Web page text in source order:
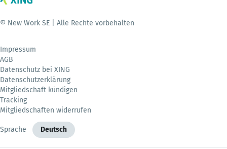
© New Work SE | Alle Rechte vorbehalten
Impressum
AGB
Datenschutz bei XING
Datenschutzerklärung
Mitgliedschaft kündigen
Tracking
Mitgliedschaften widerrufen
Sprache Deutsch